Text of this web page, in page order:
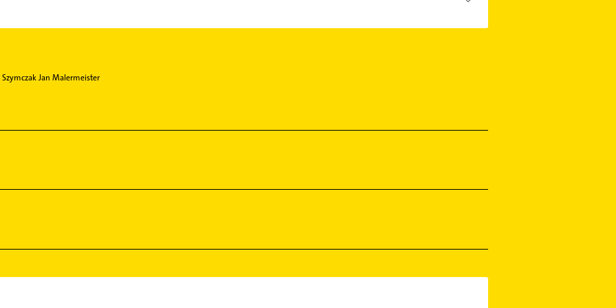
Szymczak Jan Malermeister